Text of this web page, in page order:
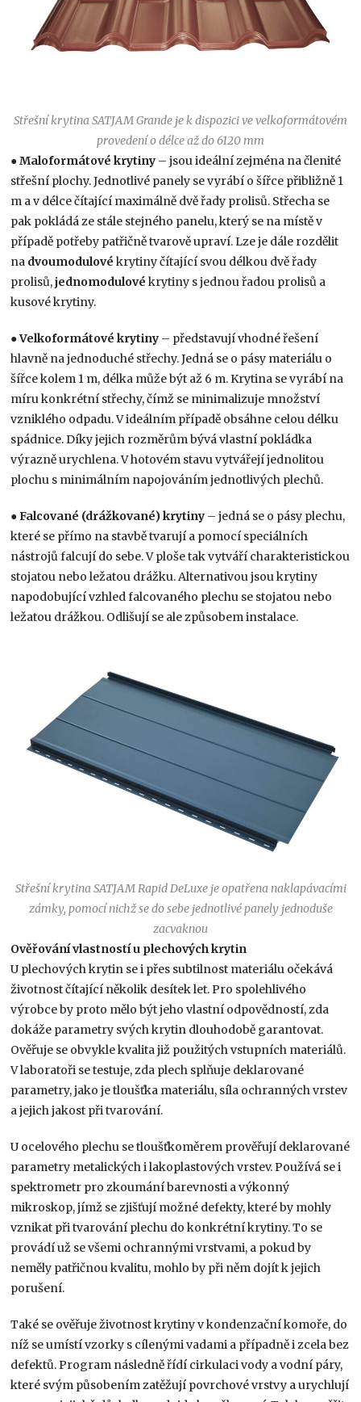
Střešní krytina SATJAM Grande je k dispozici ve velkoformátovém
provedení o délce až do 6120 mm
●Maloformátové krytiny – jsou ideální zejména na členité
střešní plochy. Jednotlivé panely se vyrábí o šířce přibližně 1
m a v délce čítající maximálně dvě řady prolisů. Střecha se
pak pokládá ze stále stejného panelu, který se na místě v
případě potřeby patřičně tvarově upraví. Lze je dále rozdělit
na dvoumodulovékrytiny čítající svou délkou dvě řady
prolisů,jednomodulovékrytiny s jednou řadou prolisů a
kusové krytiny.
●Velkoformátové krytiny – představují vhodné řešení
hlavně na jednoduché střechy. Jedná se o pásy materiálu o
šířce kolem 1 m, délka může být až 6 m. Krytina se vyrábí na
míru konkrétní střechy, čímž se minimalizuje množství
vzniklého odpadu. V ideálním případě obsáhne celou délku
spádnice. Díky jejich rozměrům bývá vlastní pokládka
výrazně urychlena. V hotovém stavu vytvářejí jednolitou
plochu s minimálním napojováním jednotlivých plechů.
●Falcované (drážkované) krytiny – jedná se o pásy plechu,
které se přímo na stavbě tvarují a pomocí speciálních
nástrojů falcují do sebe. V ploše tak vytváří charakteristickou
stojatou nebo ležatou drážku. Alternativou jsou krytiny
napodobující vzhled falcovaného plechu se stojatou nebo
ležatou drážkou. Odlišují se ale způsobem instalace.
Střešní krytina SATJAM Rapid DeLuxe je opatřena naklapávacími
zámky, pomocí nichž se do sebe jednotlivé panely jednoduše
zacvaknou
Ověřování vlastností u plechových krytin
U plechových krytin se i přes subtilnost materiálu očekává
životnost čítající několik desítek let. Pro spolehlivého
výrobce by proto mělo být jeho vlastní odpovědností, zda
dokáže parametry svých krytin dlouhodobě garantovat.
Ověřuje se obvykle kvalita již použitých vstupních materiálů.
V laboratoři se testuje, zda plech splňuje deklarované
parametry, jako je tloušťka materiálu, síla ochranných vrstev
a jejich jakost při tvarování.
U ocelového plechu se tloušťkoměrem prověřují deklarované
parametry metalických i lakoplastových vrstev. Používá se i
spektrometr pro zkoumání barevnosti a výkonný
mikroskop, jímž se zjišťují možné defekty, které by mohly
vznikat při tvarování plechu do konkrétní krytiny. To se
provádí už se všemi ochrannými vrstvami, a pokud by
neměly patřičnou kvalitu, mohlo by při něm dojít k jejich
porušení.
Také se ověřuje životnost krytiny v kondenzační komoře, do
níž se umístí vzorky s cílenými vadami a případně i zcela bez
defektů. Program následně řídí cirkulaci vody a vodní páry,
které svým působením zatěžují povrchové vrstvy a urychlují